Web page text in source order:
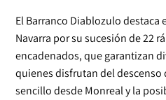
El Barranco Diablozulo destaca
Navarra por su sucesión de 22
encadenados, que garantizan
quienes disfrutan del descenso
sencillo desde Monreal y la